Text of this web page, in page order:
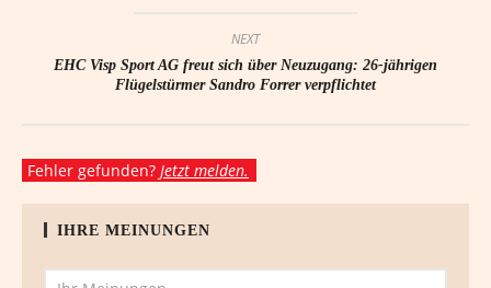
NEXT
EHC Visp Sport AG freut sich über Neuzugang: 26-jährigen
Flügelstürmer Sandro Forrer verpflichtet
Fehler gefunden? Jetzt melden.
IHRE MEINUNGEN